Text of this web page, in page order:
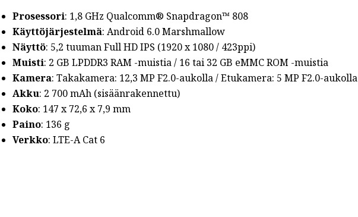
Prosessori: 1,8 GHz Qualcomm® Snapdragon™ 808
Käyttöjärjestelmä: Android 6.0 Marshmallow
Näyttö: 5,2 tuuman Full HD IPS (1920 x 1080 / 423ppi)
Muisti: 2 GB LPDDR3 RAM -muistia / 16 tai 32 GB eMMC ROM -muistia
Kamera: Takakamera: 12,3 MP F2.0-aukolla / Etukamera: 5 MP F2.0-aukolla
Akku: 2 700 mAh (sisäänrakennettu)
Koko: 147 x 72,6 x 7,9 mm
Paino: 136 g
Verkko: LTE-A Cat 6